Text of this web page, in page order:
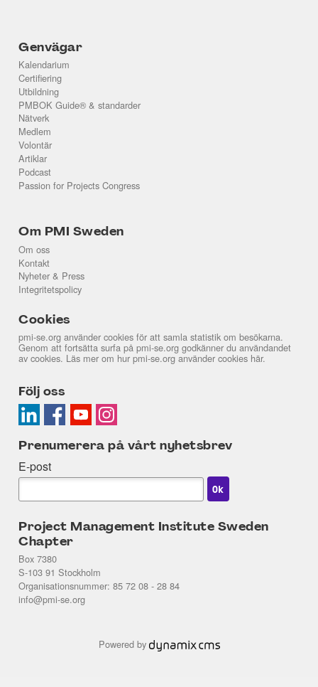
Genvägar
Kalendarium
Certifiering
Utbildning
PMBOK Guide® & standarder
Nätverk
Medlem
Volontär
Artiklar
Podcast
Passion for Projects Congress
Om PMI Sweden
Om oss
Kontakt
Nyheter & Press
Integritetspolicy
Cookies
pmi-se.org använder cookies för att samla statistik om besökarna.
Genom att fortsätta surfa på pmi-se.org godkänner du användandet
av cookies. Läs mer om hur pmi-se.org använder cookies här.
Följ oss
Prenumerera på vårt nyhetsbrev
E-post
Project Management Institute Sweden
Chapter
Box 7380
S-103 91 Stockholm
Organisationsnummer: 85 72 08 - 28 84
info@pmi-se.org
Powered by